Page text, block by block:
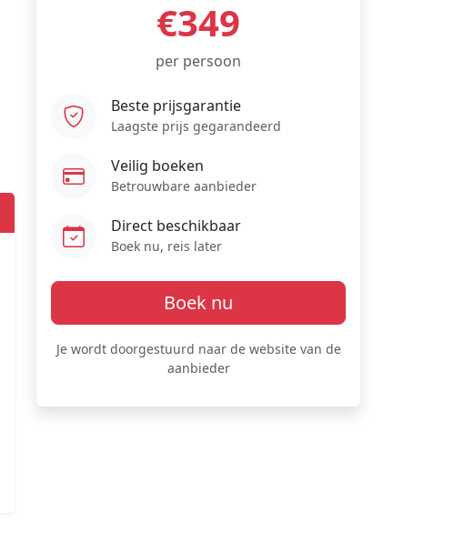
€349
per persoon
Beste prijsgarantie
Laagste prijs gegarandeerd
Veilig boeken
Betrouwbare aanbieder
Direct beschikbaar
Boek nu, reis later
Boek nu
Je wordt doorgestuurd naar de website van de
aanbieder